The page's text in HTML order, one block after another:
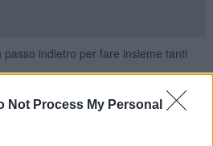
Not Process My Personal
indietro per fare insieme tanti
non il portatore d’acqua verso
alla testa del corteo.